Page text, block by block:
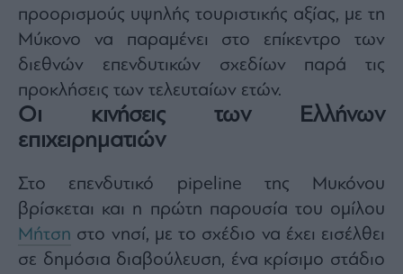
προορισμούς υψηλής τουριστικής αξίας, με τη
Μύκονο να παραμένει στο επίκεντρο των
διεθνών επενδυτικών σχεδίων παρά τις
προκλήσεις των τελευταίων ετών.
Οι κινήσεις των Ελλήνων
επιχειρηματιών
Στο επενδυτικό pipeline της Μυκόνου
βρίσκεται και η πρώτη παρουσία του ομίλου
Μήτση στο νησί, με το σχέδιο να έχει εισέλθει
σε δημόσια διαβούλευση, ένα κρίσιμο στάδιο